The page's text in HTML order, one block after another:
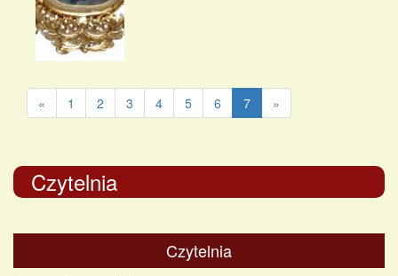
« 1 2 3 4 5 6 7 »
Czytelnia
Czytelnia